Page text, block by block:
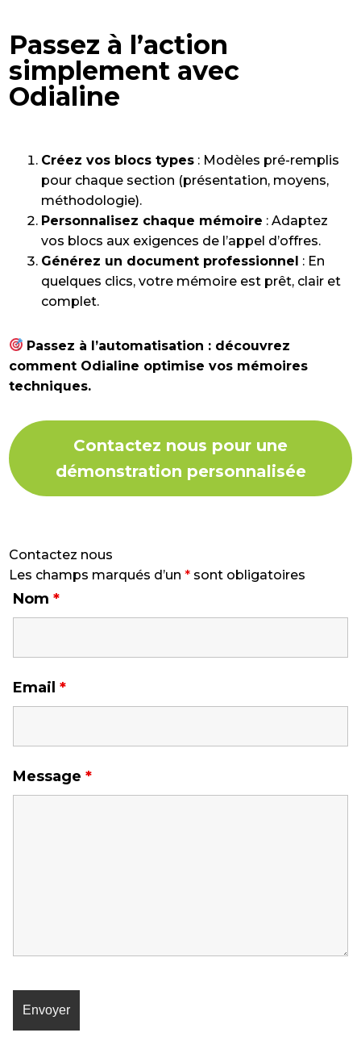
Passez à l’action
simplement avec
Odialine
Créez vos blocs types : Modèles pré-remplis
pour chaque section (présentation, moyens,
méthodologie).
Personnalisez chaque mémoire : Adaptez
vos blocs aux exigences de l’appel d’offres.
Générez un document professionnel : En
quelques clics, votre mémoire est prêt, clair et
complet.
Passez à l’automatisation : découvrez
comment Odialine optimise vos mémoires
techniques.
Contactez nous pour une
démonstration personnalisée
Contactez nous
Les champs marqués d’un* sont obligatoires
Nom*
Email*
Message*